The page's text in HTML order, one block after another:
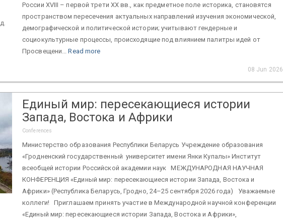
России XVIII – первой трети XX вв., как предметное поле историка, становятся
пространством пересечения актуальных направлений изучения экономической,
демографической и политической истории; учитывают гендерные и
социокультурные процессы, происходящие под влиянием палитры идей от
Просвещени...Read more
08 Jun 2026
Единый мир: пересекающиеся истории
Запада, Востока и Африки
Conferences
Министерство образования Республики Беларусь Учреждение образования
«Гродненский государственный университет имени Янки Купалы» Институт
всеобщей истории Российской академии наук МЕЖДУНАРОДНАЯ НАУЧНАЯ
КОНФЕРЕНЦИЯ «Единый мир: пересекающиеся истории Запада, Востока и
Африки» (Республика Беларусь, Гродно, 24–25 сентября 2026 года) Уважаемые
коллеги! Приглашаем принять участие в Международной научной конференции
«Единый мир: пересекающиеся истории Запада, Востока и Африки»,